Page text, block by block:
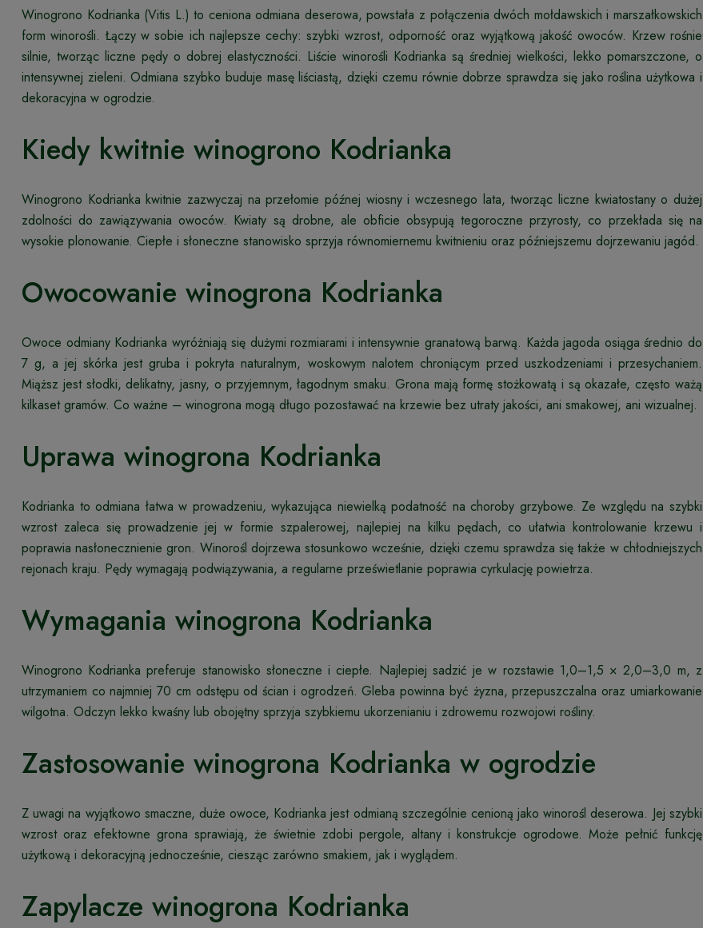
Winogrono Kodrianka (Vitis L.) to ceniona odmiana deserowa, powstała z połączenia dwóch mołdawskich i marszałkowskich
form winorośli. Łączy w sobie ich najlepsze cechy: szybki wzrost, odporność oraz wyjątkową jakość owoców. Krzew rośnie
silnie, tworząc liczne pędy o dobrej elastyczności. Liście winorośli Kodrianka są średniej wielkości, lekko pomarszczone, o
intensywnej zieleni. Odmiana szybko buduje masę liściastą, dzięki czemu równie dobrze sprawdza się jako roślina użytkowa i
dekoracyjna w ogrodzie.
Kiedy kwitnie winogrono Kodrianka
Winogrono Kodrianka kwitnie zazwyczaj na przełomie późnej wiosny i wczesnego lata, tworząc liczne kwiatostany o dużej
zdolności do zawiązywania owoców. Kwiaty są drobne, ale obficie obsypują tegoroczne przyrosty, co przekłada się na
wysokie plonowanie. Ciepłe i słoneczne stanowisko sprzyja równomiernemu kwitnieniu oraz późniejszemu dojrzewaniu jagód.
Owocowanie winogrona Kodrianka
Owoce odmiany Kodrianka wyróżniają się dużymi rozmiarami i intensywnie granatową barwą. Każda jagoda osiąga średnio do
7 g, a jej skórka jest gruba i pokryta naturalnym, woskowym nalotem chroniącym przed uszkodzeniami i przesychaniem.
Miąższ jest słodki, delikatny, jasny, o przyjemnym, łagodnym smaku. Grona mają formę stożkowatą i są okazałe, często ważą
kilkaset gramów. Co ważne – winogrona mogą długo pozostawać na krzewie bez utraty jakości, ani smakowej, ani wizualnej.
Uprawa winogrona Kodrianka
Kodrianka to odmiana łatwa w prowadzeniu, wykazująca niewielką podatność na choroby grzybowe. Ze względu na szybki
wzrost zaleca się prowadzenie jej w formie szpalerowej, najlepiej na kilku pędach, co ułatwia kontrolowanie krzewu i
poprawia nasłonecznienie gron. Winorośl dojrzewa stosunkowo wcześnie, dzięki czemu sprawdza się także w chłodniejszych
rejonach kraju. Pędy wymagają podwiązywania, a regularne prześwietlanie poprawia cyrkulację powietrza.
Wymagania winogrona Kodrianka
Winogrono Kodrianka preferuje stanowisko słoneczne i ciepłe. Najlepiej sadzić je w rozstawie 1,0–1,5 × 2,0–3,0 m, z
utrzymaniem co najmniej 70 cm odstępu od ścian i ogrodzeń. Gleba powinna być żyzna, przepuszczalna oraz umiarkowanie
wilgotna. Odczyn lekko kwaśny lub obojętny sprzyja szybkiemu ukorzenianiu i zdrowemu rozwojowi rośliny.
Zastosowanie winogrona Kodrianka w ogrodzie
Z uwagi na wyjątkowo smaczne, duże owoce, Kodrianka jest odmianą szczególnie cenioną jako winorośl deserowa. Jej szybki
wzrost oraz efektowne grona sprawiają, że świetnie zdobi pergole, altany i konstrukcje ogrodowe. Może pełnić funkcję
użytkową i dekoracyjną jednocześnie, ciesząc zarówno smakiem, jak i wyglądem.
Zapylacze winogrona Kodrianka